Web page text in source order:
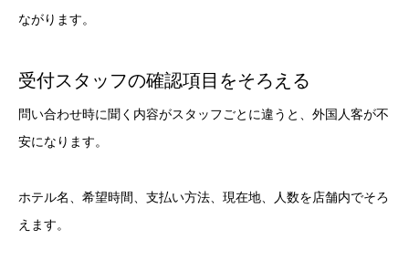
ながります。
受付スタッフの確認項目をそろえる
問い合わせ時に聞く内容がスタッフごとに違うと、外国人客が不
安になります。
ホテル名、希望時間、支払い方法、現在地、人数を店舗内でそろ
えます。